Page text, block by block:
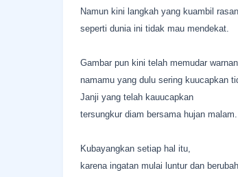
Namun kini langkah yang kuambil
seperti dunia ini tidak mau mendekat.
Gambar pun kini telah memudar
namamu yang dulu sering kuucapkan
Janji yang telah kauucapkan
tersungkur diam bersama hujan malam.
Kubayangkan setiap hal itu,
karena ingatan mulai luntur dan